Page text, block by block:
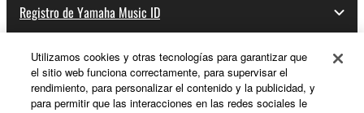
Registro de Yamaha Music ID
Acerca de Yamaha
Utilizamos cookies y otras tecnologías para garantizar que
el sitio web funciona correctamente, para supervisar el
rendimiento, para personalizar el contenido y la publicidad, y
para permitir que las interacciones en las redes sociales le